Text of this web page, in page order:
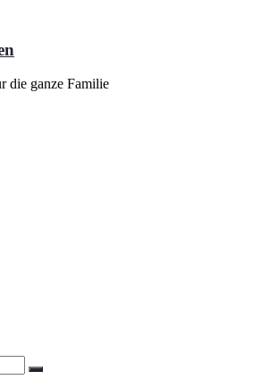
die ganze Familie